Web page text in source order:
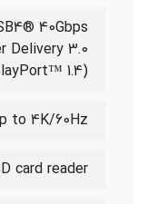
40Gbps
Delivery 3.0
1.4)
to 4K/60Hz
card reader